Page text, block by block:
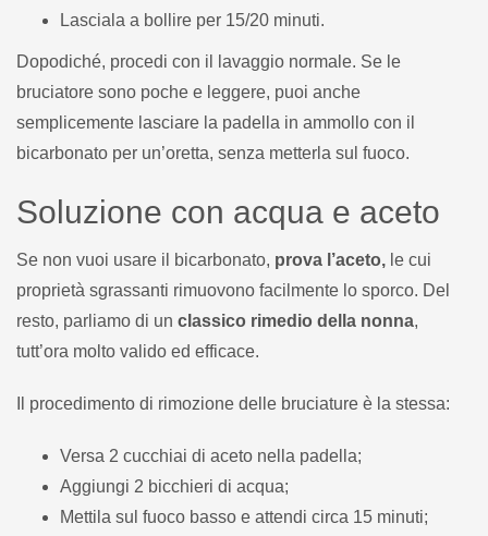
Lasciala a bollire per 15/20 minuti.
Dopodiché, procedi con il lavaggio normale. Se le
bruciatore sono poche e leggere, puoi anche
semplicemente lasciare la padella in ammollo con il
bicarbonato per un’oretta, senza metterla sul fuoco.
Soluzione con acqua e aceto
Se non vuoi usare il bicarbonato, prova l’aceto, le cui
proprietà sgrassanti rimuovono facilmente lo sporco. Del
resto, parliamo di un classico rimedio della nonna,
tutt’ora molto valido ed efficace.
Il procedimento di rimozione delle bruciature è la stessa:
Versa 2 cucchiai di aceto nella padella;
Aggiungi 2 bicchieri di acqua;
Mettila sul fuoco basso e attendi circa 15 minuti;